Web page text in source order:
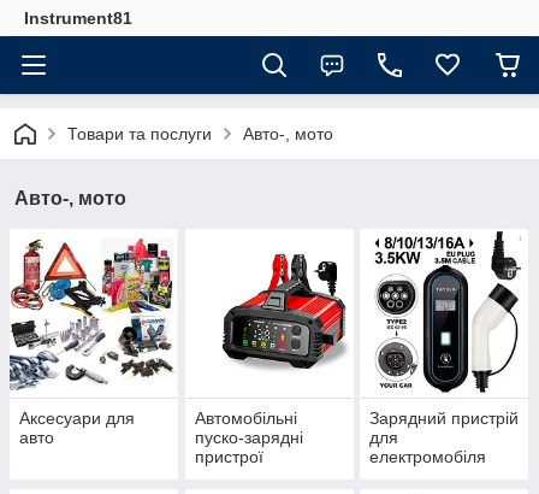
Instrument81
Товари та послуги Авто-, мото
Авто-, мото
Аксесуари для
авто
Автомобільні
пуско-зарядні
пристрої
Зарядний пристрій
для
електромобіля